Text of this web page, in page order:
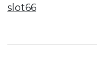
slot66